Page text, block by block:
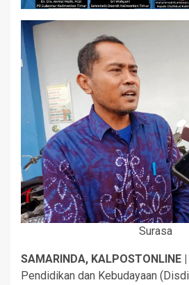
Surasa
SAMARINDA, KALPOSTONLINE |
Pendidikan dan Kebudayaan